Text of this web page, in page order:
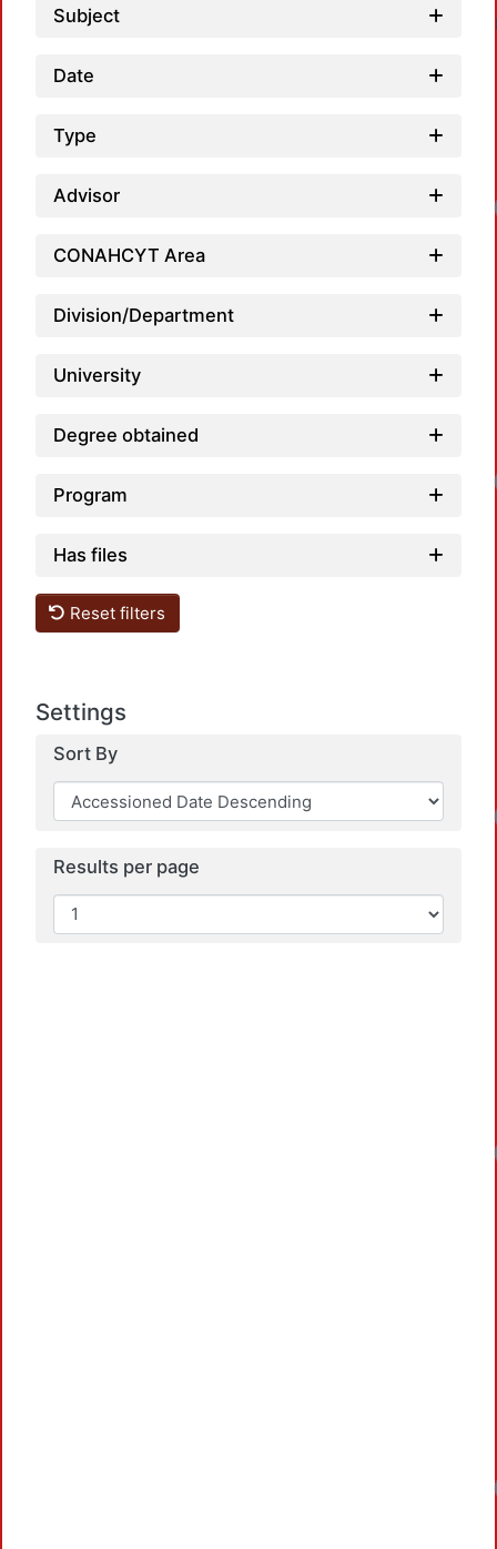
Subject
Date
Type
Advisor
CONAHCYT Area
Division/Department
University
Degree obtained
Program
Has files
Reset filters
Settings
Sort By
Results per page